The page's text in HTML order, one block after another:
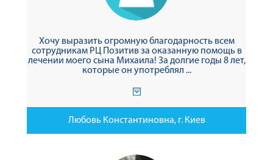
Хочу выразить огромную благодарность всем
сотрудникам РЦ Позитив за оказанную помощь в
лечении моего сына Михаила! За долгие годы 8 лет,
которые он употреблял ...
Любовь Константиновна, г. Киев